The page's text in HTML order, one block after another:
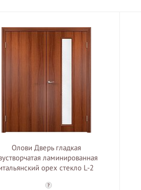
Олови Дверь гладкая
ламинированная
орех стекло L-2
?